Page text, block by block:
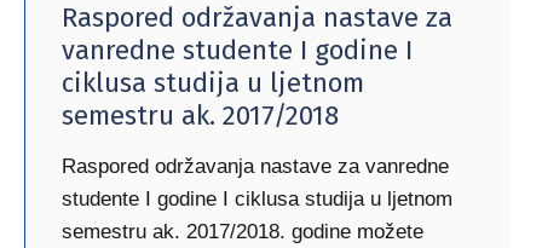
Raspored održavanja nastave za
vanredne studente I godine I
ciklusa studija u ljetnom
semestru ak. 2017/2018
Raspored održavanja nastave za vanredne
studente I godine I ciklusa studija u ljetnom
semestru ak. 2017/2018. godine možete